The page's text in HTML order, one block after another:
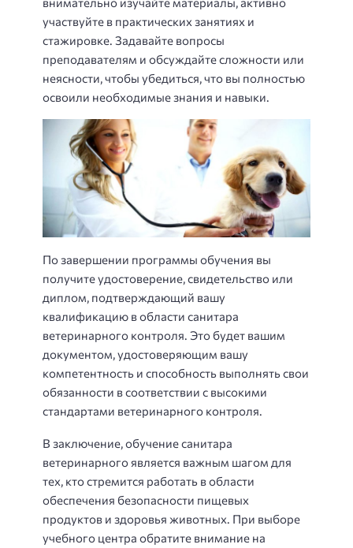
участвуйте в практических занятиях и
стажировке. Задавайте вопросы
преподавателям и обсуждайте сложности или
неясности, чтобы убедиться, что вы полностью
освоили необходимые знания и навыки.
По завершении программы обучения вы
получите удостоверение, свидетельство или
диплом, подтверждающий вашу
квалификацию в области санитара
ветеринарного контроля. Это будет вашим
документом, удостоверяющим вашу
компетентность и способность выполнять свои
обязанности в соответствии с высокими
стандартами ветеринарного контроля.
В заключение, обучение санитара
ветеринарного является важным шагом для
тех, кто стремится работать в области
обеспечения безопасности пищевых
продуктов и здоровья животных. При выборе
учебного центра обратите внимание на